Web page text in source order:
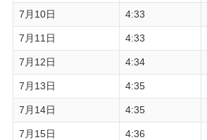
7月10日 4:33
7月11日 4:33
7月12日 4:34
7月13日 4:35
7月14日 4:35
7月15日 4:36